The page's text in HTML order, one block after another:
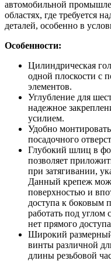
автомобильной
областях, где требуется
деталей, особенно в
Особенности:
Цилиндрическая
одной плоскости с
элементов.
Углубление для
надежное
усилием.
Удобно
посадочного
Глубокий шлиц в
позволяет
при затягивании,
Данный крепеж
поверхностью и
доступа к боковым
работать под
нет прямого
Широкий
винты различной
длины резьбовой